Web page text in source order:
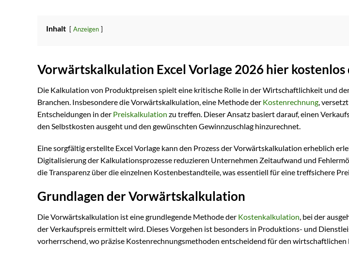
Inhalt Anzeigen
Vorwärtskalkulation Excel Vorlage 2026 hier
Die Kalkulation von Produktpreisen spielt eine kritische Rolle in der Wirtschaftlichkeit und
Branchen. Insbesondere die Vorwärtskalkulation, eine Methode der Kostenrechnung ,
Entscheidungen in der Preiskalkulation zu treffen. Dieser Ansatz basiert darauf, einen
den Selbstkosten ausgeht und den gewünschten Gewinnzuschlag hinzurechnet.
Eine sorgfältig erstellte Excel Vorlage kann den Prozess der Vorwärtskalkulation erheblich
Digitalisierung der Kalkulationsprozesse reduzieren Unternehmen Zeitaufwand und
die Transparenz über die einzelnen Kostenbestandteile, was essentiell für eine treffsichere
Grundlagen der Vorwärtskalkulation
Die Vorwärtskalkulation ist eine grundlegende Methode der Kostenkalkulation, bei der
der Verkaufspreis ermittelt wird. Dieses Vorgehen ist besonders in Produktions- und
vorherrschend, wo präzise Kostenrechnungsmethoden entscheidend für den wirtschaftlichen